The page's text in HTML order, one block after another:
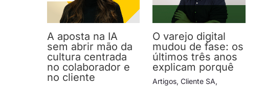
A aposta na IA
sem abrir mão da
cultura centrada
no colaborador e
no cliente
O varejo digital
mudou de fase: os
últimos três anos
explicam porquê
Artigos,Cliente SA,